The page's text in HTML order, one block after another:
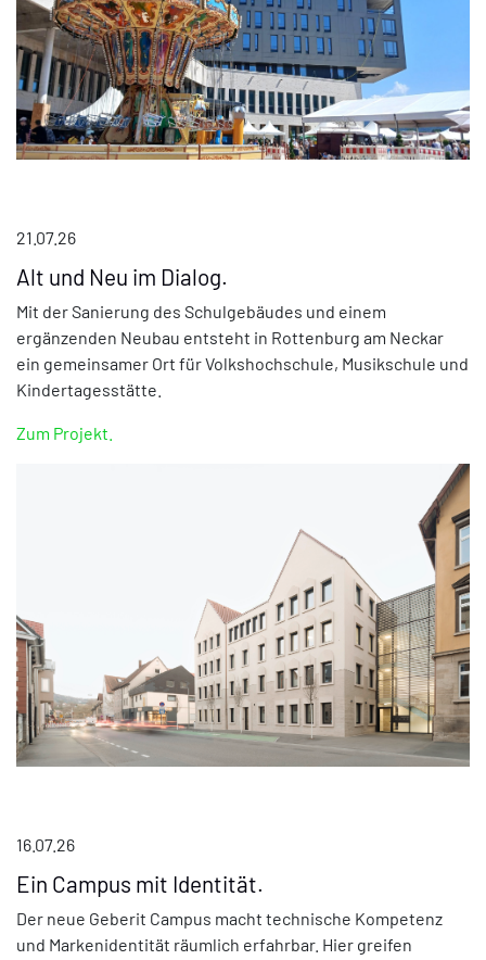
21.07.26
Alt und Neu im Dialog.
Mit der Sanierung des Schulgebäudes und einem
ergänzenden Neubau entsteht in Rottenburg am Neckar
ein gemeinsamer Ort für Volkshochschule, Musikschule und
Kindertagesstätte.
Zum Projekt.
16.07.26
Ein Campus mit Identität.
Der neue Geberit Campus macht technische Kompetenz
und Markenidentität räumlich erfahrbar. Hier greifen